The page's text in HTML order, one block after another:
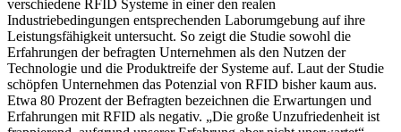
verschiedene RFID Systeme in einer den realen
Industriebedingungen entsprechenden Laborumgebung auf ihre
Leistungsfähigkeit untersucht. So zeigt die Studie sowohl die
Erfahrungen der befragten Unternehmen als den Nutzen der
Technologie und die Produktreife der Systeme auf. Laut der Studie
schöpfen Unternehmen das Potenzial von RFID bisher kaum aus.
Etwa 80 Prozent der Befragten bezeichnen die Erwartungen und
Erfahrungen mit RFID als negativ. „Die große Unzufriedenheit ist